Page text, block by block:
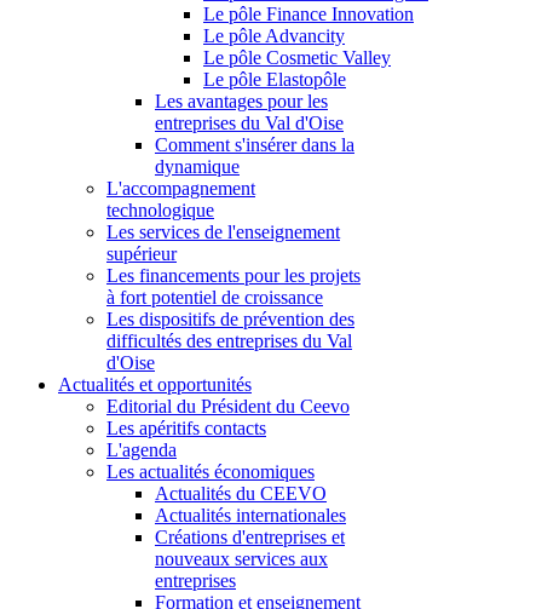
Le pôle Finance Innovation
Le pôle Advancity
Le pôle Cosmetic Valley
Le pôle Elastopôle
Les avantages pour les
entreprises du Val d'Oise
Comment s'insérer dans la
dynamique
L'accompagnement
technologique
Les services de l'enseignement
supérieur
Les financements pour les projets
à fort potentiel de croissance
Les dispositifs de prévention des
difficultés des entreprises du Val
d'Oise
Actualités et opportunités
Editorial du Président du Ceevo
Les apéritifs contacts
L'agenda
Les actualités économiques
Actualités du CEEVO
Actualités internationales
Créations d'entreprises et
nouveaux services aux
entreprises
Formation et enseignement